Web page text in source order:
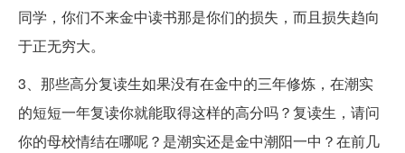
同学，你们不来金中读书那是你们的损失，而且损失趋向
于正无穷大。
3、那些高分复读生如果没有在金中的三年修炼，在潮实
的短短一年复读你就能取得这样的高分吗？复读生，请问
你的母校情结在哪呢？是潮实还是金中潮阳一中？在前几